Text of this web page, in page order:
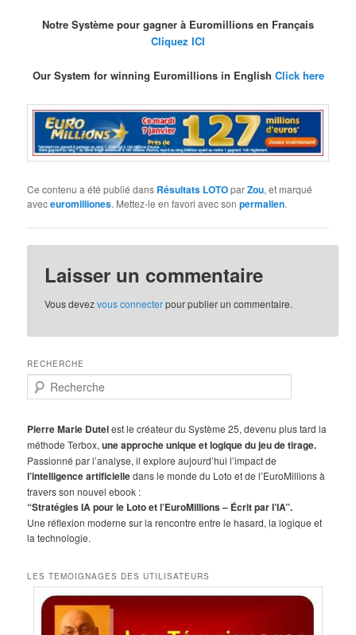
Notre Système pour gagner à Euromillions en Français
Cliquez ICI
Our System for winning Euromillions in English Click here
Ce contenu a été publié dans Résultats LOTOparZou, et marqué
aveceuromilliones. Mettez-le en favori avec sonpermalien.
Laisser un commentaire
Vous devezvous connecterpour publier un commentaire.
RECHERCHE
e
h
e
r
c
h
e
Pierre Marie Dutelest le créateur du Système 25, devenu plus tard la
méthode Terbox,une approche unique et logique du jeu de tirage.
Passionné par l’analyse, il explore aujourd’hui l’impact de
l’intelligence artificielledans le monde du Loto et de l’EuroMillions à
travers son nouvel ebook :
“Stratégies IA pour le Loto et l’EuroMillions – Écrit par l’IA”.
Une réflexion moderne sur la rencontre entre le hasard, la logique et
la technologie.
LES TEMOIGNAGES DES UTILISATEURS